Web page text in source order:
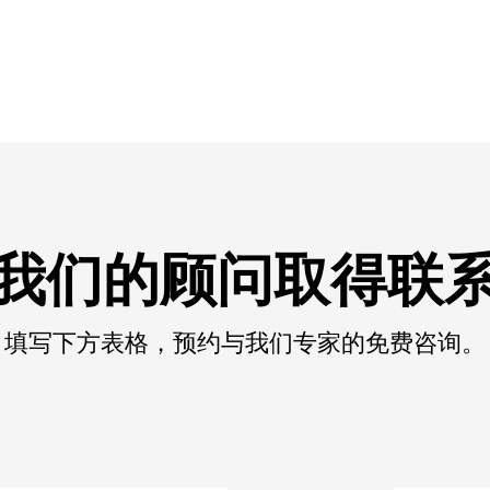
们的顾问取得联
填写下方表格，预约与我们专家的免费咨询。